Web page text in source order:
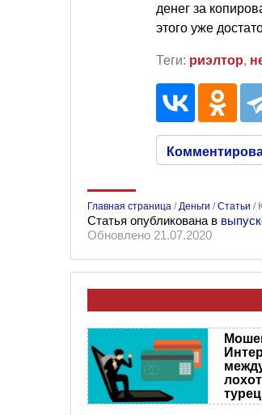
денег за
этого уже
Теги: риэлтор,
Главная страница / Деньги /Статьи /
Статья опубликована в
Обновлено 21.07.2020